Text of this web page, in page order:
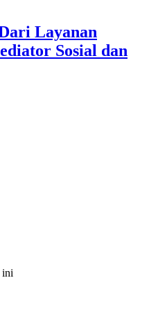
Layanan
Sosial dan
ini